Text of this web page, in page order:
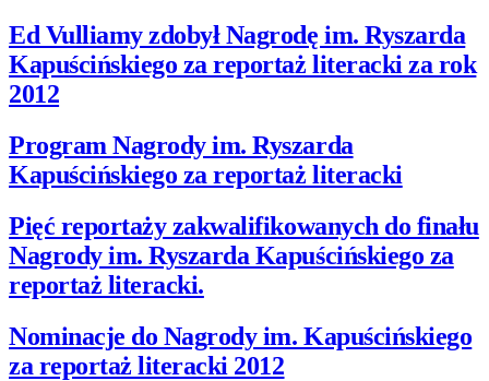
Ed Vulliamy zdobył Nagrodę im. Ryszarda
Kapuścińskiego za reportaż literacki za rok
2012
Program Nagrody im. Ryszarda
Kapuścińskiego za reportaż literacki
Pięć reportaży zakwalifikowanych do finału
Nagrody im. Ryszarda Kapuścińskiego za
reportaż literacki.
Nominacje do Nagrody im. Kapuścińskiego
za reportaż literacki 2012